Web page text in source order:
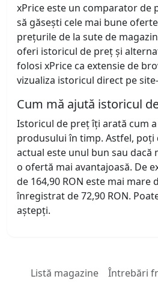
xPrice este un comparator de
să găsești cele mai bune
prețurile de la sute de
oferi istoricul de preț și
folosi xPrice ca extensie de
vizualiza istoricul direct pe
Cum mă ajută istoricul
Istoricul de preț îți arată cum
produsului în timp. Astfel, poți
actual este unul bun sau dacă
o ofertă mai avantajoasă. De
de 164,90 RON este mai mare
înregistrat de 72,90 RON.
aștepți.
Listă magazine Întrebări